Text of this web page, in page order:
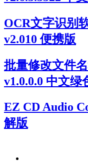
OCR文字识别
v2.010 便携版
批量修改文件
v1.0.0.0 中文绿
EZ CD Audio
解版